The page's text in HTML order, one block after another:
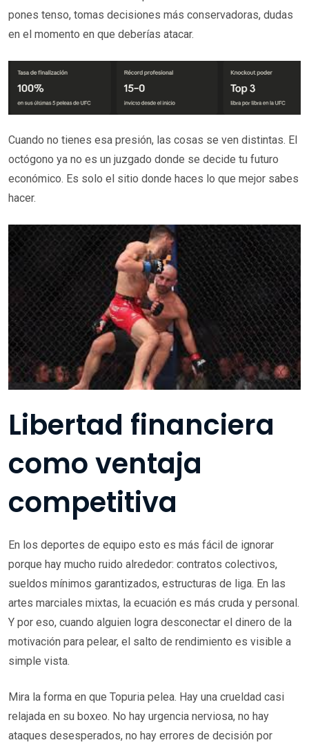
pones tenso, tomas decisiones más conservadoras, dudas
en el momento en que deberías atacar.
Cuando no tienes esa presión, las cosas se ven distintas. El
octógono ya no es un juzgado donde se decide tu futuro
económico. Es solo el sitio donde haces lo que mejor sabes
hacer.
Libertad financiera
como ventaja
competitiva
En los deportes de equipo esto es más fácil de ignorar
porque hay mucho ruido alrededor: contratos colectivos,
sueldos mínimos garantizados, estructuras de liga. En las
artes marciales mixtas, la ecuación es más cruda y personal.
Y por eso, cuando alguien logra desconectar el dinero de la
motivación para pelear, el salto de rendimiento es visible a
simple vista.
Mira la forma en que Topuria pelea. Hay una crueldad casi
relajada en su boxeo. No hay urgencia nerviosa, no hay
ataques desesperados, no hay errores de decisión por